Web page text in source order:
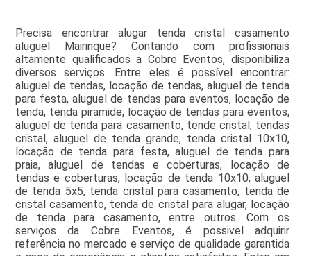
Precisa encontrar alugar tenda cristal casamento
aluguel Mairinque? Contando com profissionais
altamente qualificados a Cobre Eventos, disponibiliza
diversos serviços. Entre eles é possível encontrar:
aluguel de tendas, locação de tendas, aluguel de tenda
para festa, aluguel de tendas para eventos, locação de
tenda, tenda piramide, locação de tendas para eventos,
aluguel de tenda para casamento, tende cristal, tendas
cristal, aluguel de tenda grande, tenda cristal 10x10,
locação de tenda para festa, aluguel de tenda para
praia, aluguel de tendas e coberturas, locação de
tendas e coberturas, locação de tenda 10x10, aluguel
de tenda 5x5, tenda cristal para casamento, tenda de
cristal casamento, tenda de cristal para alugar, locação
de tenda para casamento, entre outros. Com os
serviços da Cobre Eventos, é possivel adquirir
referência no mercado e serviço de qualidade garantida